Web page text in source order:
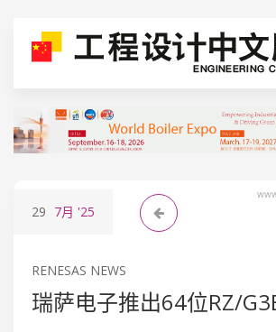
29 7月 '25
RENESAS NEWS
瑞萨电子推出64位RZ/